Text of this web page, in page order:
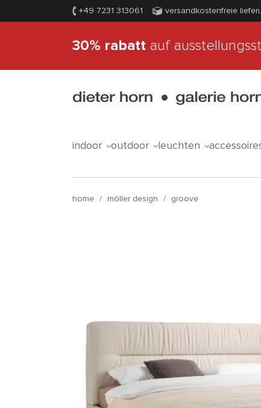
+49 7231 313061 versandkostenfreie
30% rabatt auf
indoor outdoor leuchten
home / möller design / groove